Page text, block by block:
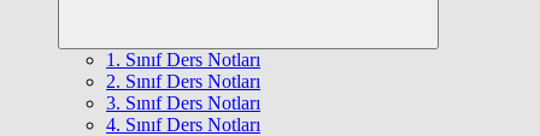
1. Sınıf Ders Notları
2. Sınıf Ders Notları
3. Sınıf Ders Notları
4. Sınıf Ders Notları